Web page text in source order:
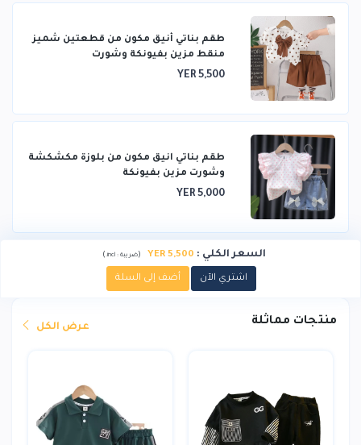
طقم بناتي أنيق مكون من قطعتين شميز
منقط مزين بفيونكة وشورت
YER 5,500
طقم بناتي انيق مكون من بلوزة مكشكشة
وشورت مزين بفيونكة
YER 5,000
السعر الكلي :
5,500 YER
(ضريبة :incl.
)
اشتري الآن أضف إلى السلة
منتجات مماثلة عرض الكل